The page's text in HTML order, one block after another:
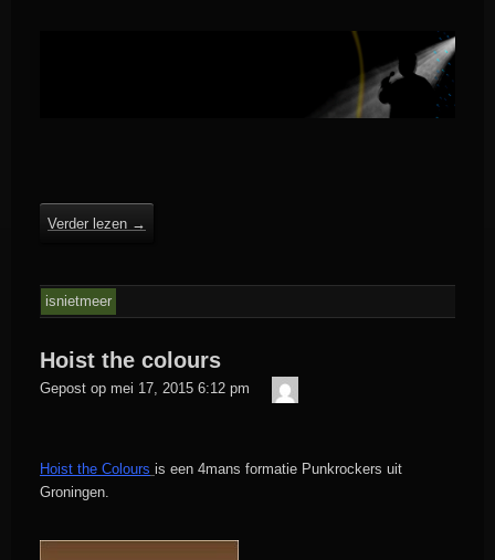
Verder lezen →
isnietmeer
Hoist the colours
Gepost op mei 17, 2015 6:12 pm
Hoist the Colours is een 4mans formatie Punkrockers uit
Groningen.